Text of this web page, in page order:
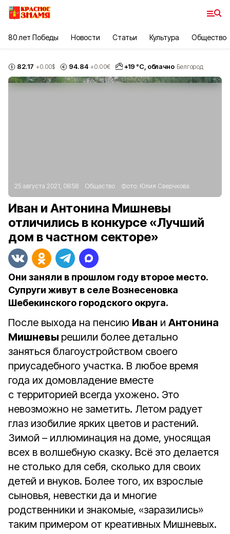
80 лет Победы Новости Статьи Культура Общество
82.17 +0.00$ 94.84 +0.00€ +19 °С, облачно Белгород
25 августа 2021, 08:58 Общество Фото: Юлия Сверчкова
Иван и Антонина Мишневы
отличились в конкурсе «Лучший
дом в частном секторе»
Они заняли в прошлом году второе место.
Супруги живут в селе Вознесеновка
Шебекинского городского округа.
После выхода на пенсию Иван и Антонина
Мишневы решили более детально
заняться благоустройством своего
приусадебного участка. В любое время
года их домовладение вместе
с территорией всегда ухожено. Это
невозможно не заметить. Летом радует
глаз изобилие ярких цветов и растений.
Зимой – иллюминация на доме, уносящая
всех в волшебную сказку. Всё это делается
не столько для себя, сколько для своих
детей и внуков. Более того, их взрослые
сыновья, невестки да и многие
родственники и знакомые, «заразились»
таким примером от креативных Мишневых.